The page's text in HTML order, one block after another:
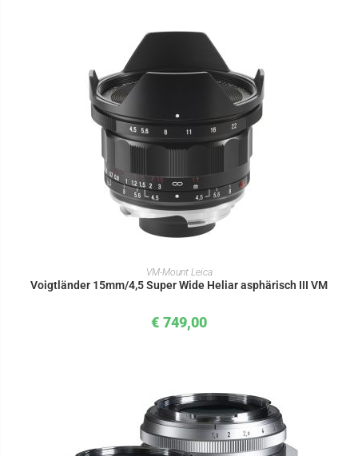
IN DEN WARENKORB
VM-Mount Leica
Voigtländer 15mm/4,5 Super Wide Heliar asphärisch III VM
€ 749,00